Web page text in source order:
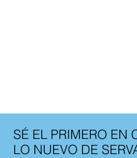
SÉ EL PRIMERO EN
LO NUEVO DE